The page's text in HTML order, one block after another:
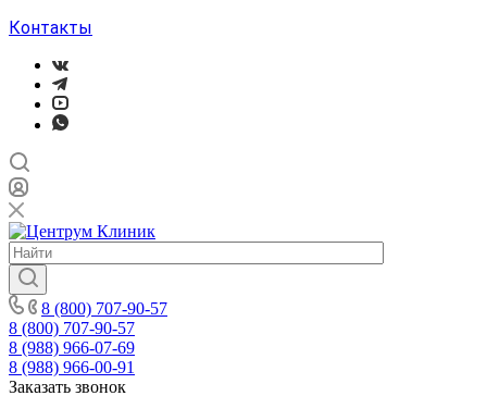
Контакты
8 (800) 707-90-57
8 (800) 707-90-57
8 (988) 966-07-69
8 (988) 966-00-91
Заказать звонок